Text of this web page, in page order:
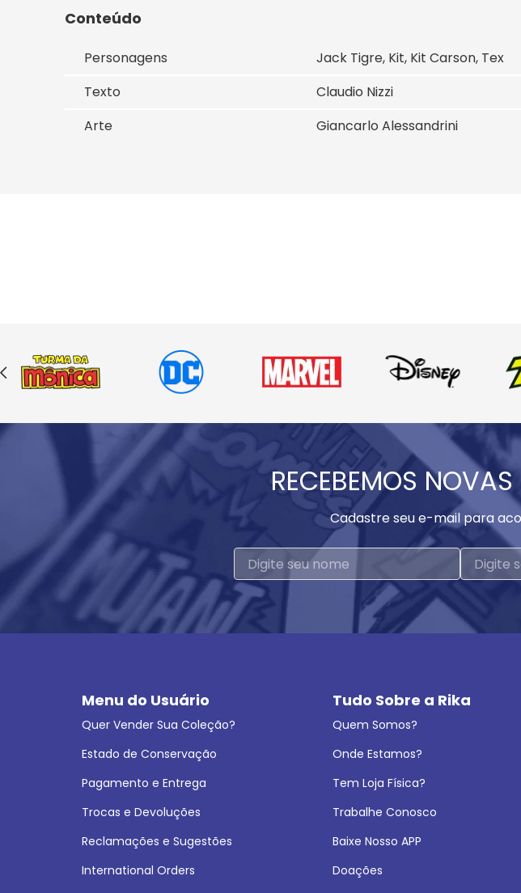
Conteúdo
Personagens
Jack Tigre, Kit, Kit Carson, Tex
Texto
Claudio Nizzi
Arte
Giancarlo Alessandrini
RECEBEMOS
Cadastre seu e-mail para
Menu do Usuário
Quer Vender Sua Coleção?
Estado de Conservação
Pagamento e Entrega
Trocas e Devoluções
Reclamações e Sugestões
International Orders
Tudo Sobre a Rika
Quem Somos?
Onde Estamos?
Tem Loja Física?
Trabalhe Conosco
Baixe Nosso APP
Doações